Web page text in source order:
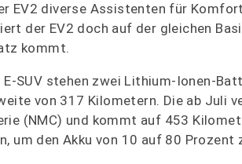
EV2 diverse Assistenten für
der EV2 doch auf der gleichen
kommt.
SUV stehen zwei Lithium-Ionen-
von 317 Kilometern. Die ab Juli
(NMC) und kommt auf 453
um den Akku von 10 auf 80 Prozent